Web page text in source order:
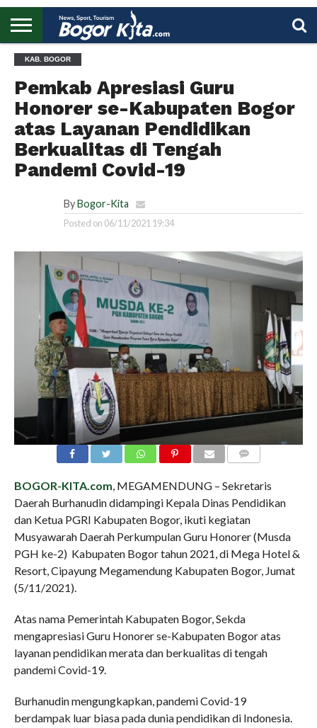
BOGOR
REGIONAL
NASIONAL
PENDIDIKAN
WISATA
OLAHRAGA
LAPORAN
PROFIL
KAB. BOGOR
Pemkab Apresiasi Guru
Honorer se-Kabupaten Bogor
atas Layanan Pendidikan
Berkualitas di Tengah
Pandemi Covid-19
By Bogor-Kita
Posted on 06/11/2021 19:34
BOGOR-KITA.com , MEGAMENDUNG – Sekretaris
Daerah Burhanudin didampingi Kepala Dinas Pendidikan
dan Ketua PGRI Kabupaten Bogor, ikuti kegiatan
Musyawarah Daerah Perkumpulan Guru Honorer (Musda
PGH ke-2) Kabupaten Bogor tahun 2021, di Mega Hotel &
Resort, Cipayung Megamendung Kabupaten Bogor, Jumat
(5/11/2021).
Atas nama Pemerintah Kabupaten Bogor, Sekda
mengapresiasi Guru Honorer se-Kabupaten Bogor atas
layanan pendidikan merata dan berkualitas di tengah
pandemi Covid-19.
Burhanudin mengungkapkan, pandemi Covid-19
berdampak luar biasa pada dunia pendidikan di Indonesia.